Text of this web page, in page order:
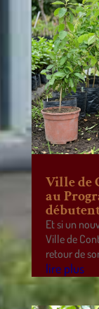
Ville de
au
Et si un
Ville de
retour de
lire plus